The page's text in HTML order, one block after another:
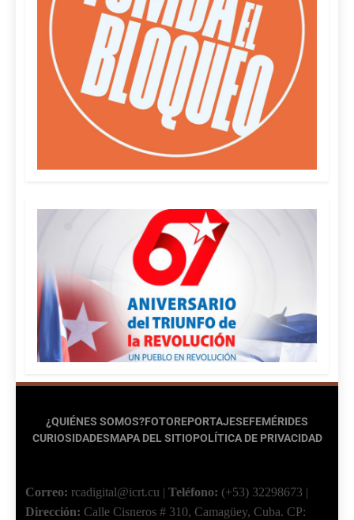
¿QUIÉNES SOMOS?FOTOREPORTAJESEFEMÉRIDES
CURIOSIDADESMAPA DEL SITIOPOLÍTICA DE PRIVACIDAD
Correo: rcadigital@icrt.cu | Teléfono: (+53) 32298673 |
Dirección: Calle Cisneros # 310, Camagüey, Cuba. CP: